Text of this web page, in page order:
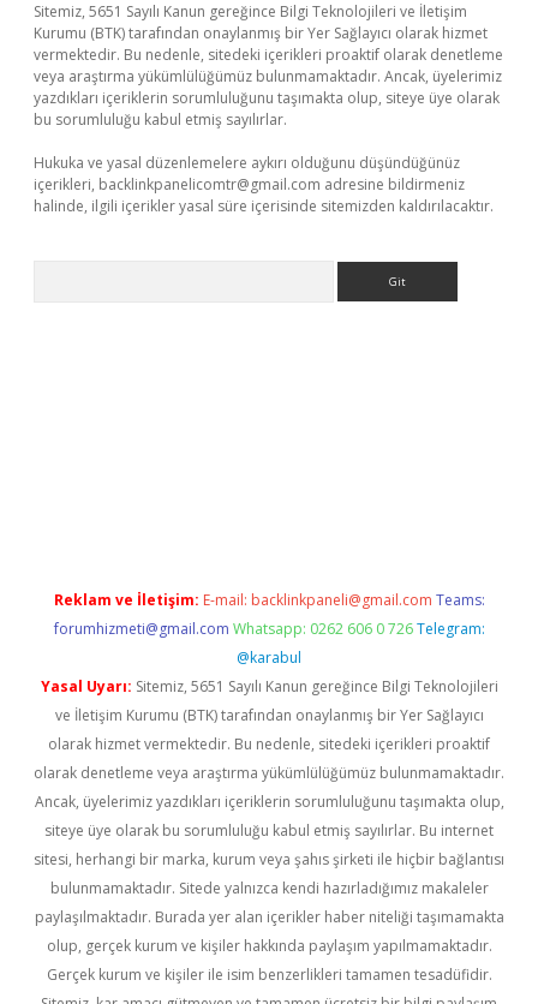
Sitemiz, 5651 Sayılı Kanun gereğince Bilgi Teknolojileri ve İletişim
Kurumu (BTK) tarafından onaylanmış bir Yer Sağlayıcı olarak hizmet
vermektedir. Bu nedenle, sitedeki içerikleri proaktif olarak denetleme
veya araştırma yükümlülüğümüz bulunmamaktadır. Ancak, üyelerimiz
yazdıkları içeriklerin sorumluluğunu taşımakta olup, siteye üye olarak
bu sorumluluğu kabul etmiş sayılırlar.
Hukuka ve yasal düzenlemelere aykırı olduğunu düşündüğünüz
içerikleri, backlinkpanelicomtr@gmail.com adresine bildirmeniz
halinde, ilgili içerikler yasal süre içerisinde sitemizden kaldırılacaktır.
Reklam ve İletişim: E-mail: backlinkpaneli@gmail.com Teams:
forumhizmeti@gmail.com Whatsapp: 0262 606 0 726 Telegram:
@karabul
Yasal Uyarı: Sitemiz, 5651 Sayılı Kanun gereğince Bilgi Teknolojileri
ve İletişim Kurumu (BTK) tarafından onaylanmış bir Yer Sağlayıcı
olarak hizmet vermektedir. Bu nedenle, sitedeki içerikleri proaktif
olarak denetleme veya araştırma yükümlülüğümüz bulunmamaktadır.
Ancak, üyelerimiz yazdıkları içeriklerin sorumluluğunu taşımakta olup,
siteye üye olarak bu sorumluluğu kabul etmiş sayılırlar. Bu internet
sitesi, herhangi bir marka, kurum veya şahıs şirketi ile hiçbir bağlantısı
bulunmamaktadır. Sitede yalnızca kendi hazırladığımız makaleler
paylaşılmaktadır. Burada yer alan içerikler haber niteliği taşımamakta
olup, gerçek kurum ve kişiler hakkında paylaşım yapılmamaktadır.
Gerçek kurum ve kişiler ile isim benzerlikleri tamamen tesadüfidir.